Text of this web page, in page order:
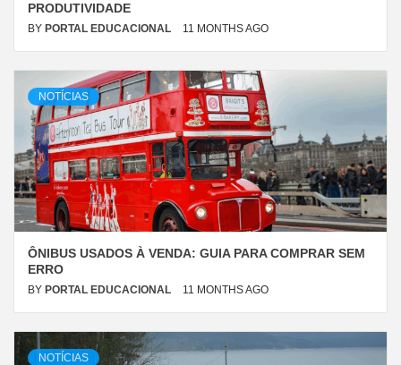
PRODUTIVIDADE
BY PORTAL EDUCACIONAL 11 MONTHS AGO
NOTÍCIAS
ÔNIBUS USADOS À VENDA: GUIA PARA COMPRAR SEM
ERRO
BY PORTAL EDUCACIONAL 11 MONTHS AGO
NOTÍCIAS